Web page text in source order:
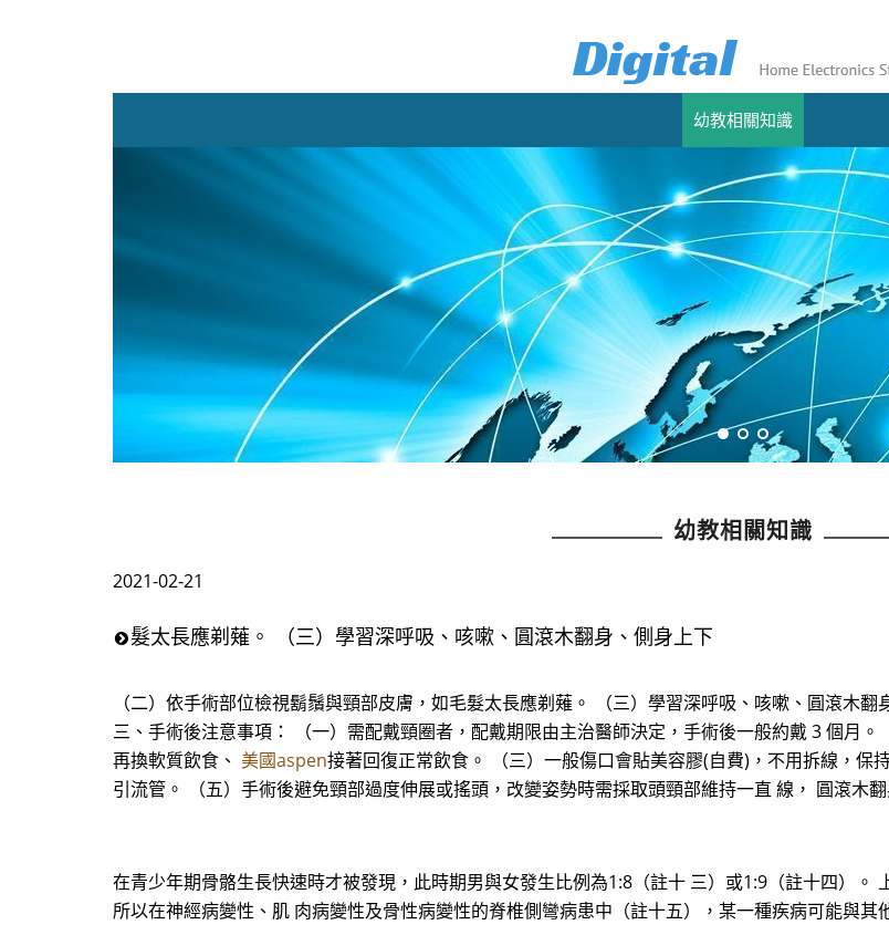
幼教相關知識
幼教相關知識
2021-02-21
髮太長應剃薙。 （三）學習深呼吸、咳嗽、圓滾木翻身、側身上下
（二）依手術部位檢視鬍鬚與頸部皮膚，如毛髮太長應剃薙。 （三）學習深呼吸、咳嗽、圓滾木
三、手術後注意事項： （一）需配戴頸圈者，配戴期限由主治醫師決定，手術後一般約戴 3 個月
再換軟質飲食、 美國aspen接著回復正常飲食。 （三）一般傷口會貼美容膠(自費)，不用拆線，
引流管。 （五）手術後避免頸部過度伸展或搖頭，改變姿勢時需採取頭頸部維持一直 線， 圓滾木
在青少年期骨骼生長快速時才被發現，此時期男與女發生比例為1:8（註十 三）或1:9（註十四）。
所以在神經病變性、肌 肉病變性及骨性病變性的脊椎側彎病患中（註十五），某一種疾病可能與